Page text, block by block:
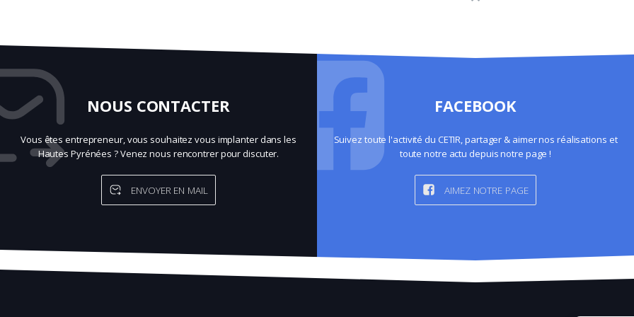
NOUS CONTACTER
Vous êtes entrepreneur, vous souhaitez vous implanter dans les
Hautes Pyrénées ? Venez nous rencontrer pour discuter.
ENVOYER EN MAIL
FACEBOOK
Suivez toute l'activité du CETIR, partager & aimer nos réalisations et
toute notre actu depuis notre page !
AIMEZ NOTRE PAGE